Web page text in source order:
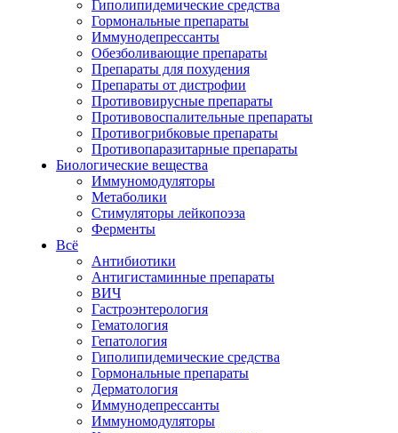
Гиполипидемические средства
Гормональные препараты
Иммунодепрессанты
Обезболивающие препараты
Препараты для похудения
Препараты от дистрофии
Противовирусные препараты
Противовоспалительные препараты
Противогрибковые препараты
Противопаразитарные препараты
Биологические вещества
Иммуномодуляторы
Метаболики
Стимуляторы лейкопоэза
Ферменты
Всё
Антибиотики
Антигистаминные препараты
ВИЧ
Гастроэнтерология
Гематология
Гепатология
Гиполипидемические средства
Гормональные препараты
Дерматология
Иммунодепрессанты
Иммуномодуляторы